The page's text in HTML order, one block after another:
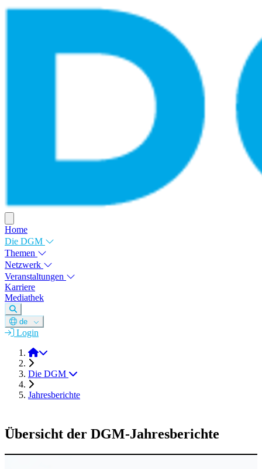
Home
Die DGM
Themen
Netzwerk
Veranstaltungen
Karriere
Mediathek
de
Login
DGM e.V.
Die DGM
Jahresberichte
Übersicht der DGM-Jahresberichte